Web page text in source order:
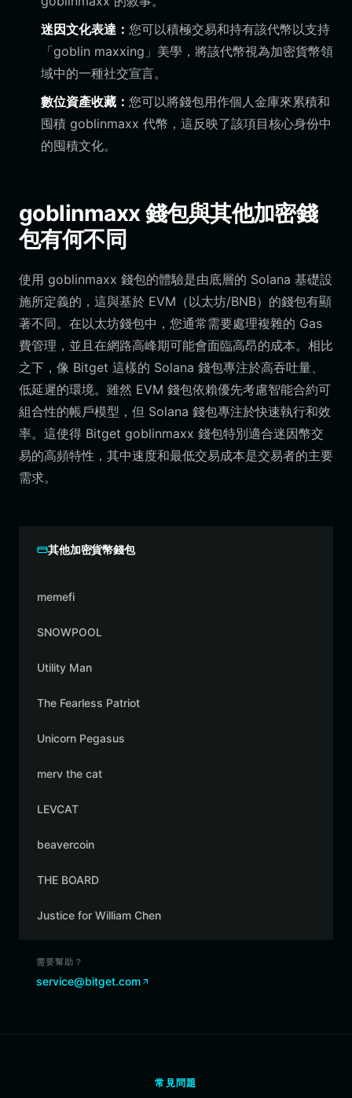
迷因文化表達： 您可以積極交易和持有該代幣以支持
「goblin maxxing」美學，將該代幣視為加密貨幣領
域中的一種社交宣言。
數位資產收藏： 您可以將錢包用作個人金庫來累積和
囤積 goblinmaxx 代幣，這反映了該項目核心身份中
的囤積文化。
goblinmaxx 錢包與其他加密錢
包有何不同
使用 goblinmaxx 錢包的體驗是由底層的 Solana 基礎設
施所定義的，這與基於 EVM（以太坊/BNB）的錢包有顯
著不同。在以太坊錢包中，您通常需要處理複雜的 Gas
費管理，並且在網路高峰期可能會面臨高昂的成本。相比
之下，像 Bitget 這樣的 Solana 錢包專注於高吞吐量、
低延遲的環境。雖然 EVM 錢包依賴優先考慮智能合約可
組合性的帳戶模型，但 Solana 錢包專注於快速執行和效
率。這使得 Bitget goblinmaxx 錢包特別適合迷因幣交
易的高頻特性，其中速度和最低交易成本是交易者的主要
需求。
其他加密貨幣錢包
memefi
SNOWPOOL
Utility Man
The Fearless Patriot
Unicorn Pegasus
merv the cat
LEVCAT
beavercoin
THE BOARD
Justice for William Chen
需要幫助？
service@bitget.com
常見問題